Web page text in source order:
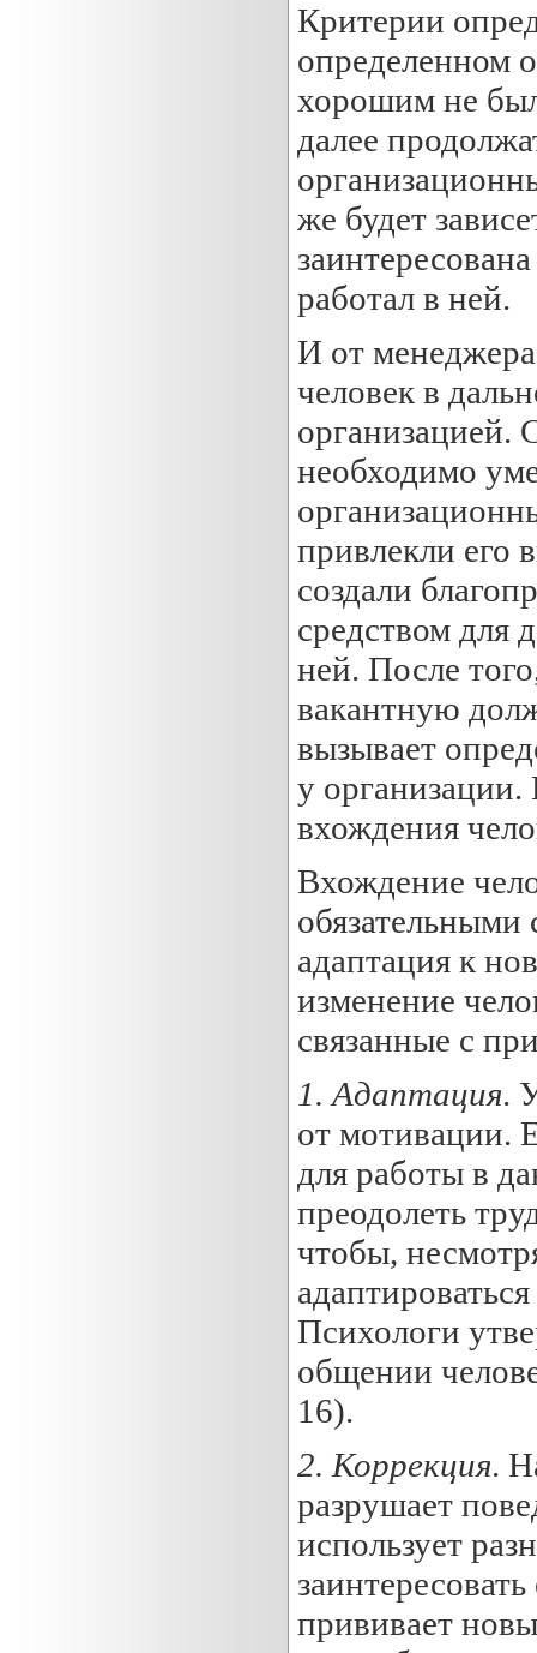
Критерии
определенном
хорошим не
далее
же будет
работал в ней.
И от
человек в
организацией.
необходимо
привлекли его
создали
средством для
ней. После
вакантную
вызывает
у организации.
вхождения
Вхождение
обязательными
адаптация к
изменение
связанные с
1. Адаптация.
от мотивации.
для работы в
преодолеть
чтобы,
Психологи
общении
16).
2. Коррекция.
разрушает
использует
прививает